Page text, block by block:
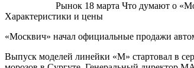
Рынок 18 марта Что думают о
Характеристики и цены
«Москвич» начал официальные продажи
Выпуск моделей линейки «М» стартовал в